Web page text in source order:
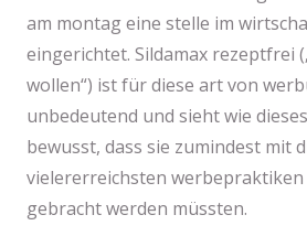
am montag eine stelle im
eingerichtet. Sildamax rezeptfrei
wollen“) ist für diese art von
unbedeutend und sieht wie
bewusst, dass sie zumindest mit
vielererreichsten
gebracht werden müssten.